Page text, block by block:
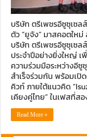
บริษัท ตรีเพชรอีซูซุเซ
ตัว “ยูจัง” มาสคอตให
บริษัท ตรีเพชรอีซูซุเซ
ประจำปีอย่างยิ่งใหญ่
ความร่วมมือระหว่างอี
สำเร็จร่วมกัน พร้อมเปิ
คิวท์ ภายใต้แนวคิด
เคียงคู่ไทย” ในเฟสที่ส
Read More »